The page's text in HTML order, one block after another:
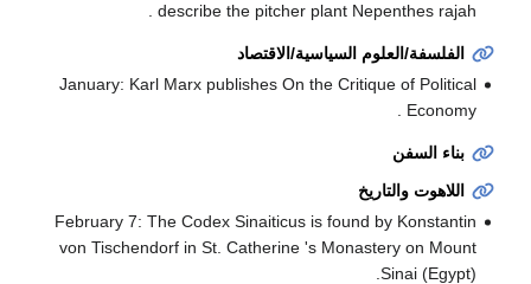
describe the pitcher plant Nepenthes rajah .
الفلسفة/العلوم السياسية/الاقتصاد
January: Karl Marx publishes On the Critique of Political
Economy .
بناء السفن
اللاهوت والتاريخ
February 7: The Codex Sinaiticus is found by Konstantin
von Tischendorf in St. Catherine 's Monastery on Mount
Sinai (Egypt).